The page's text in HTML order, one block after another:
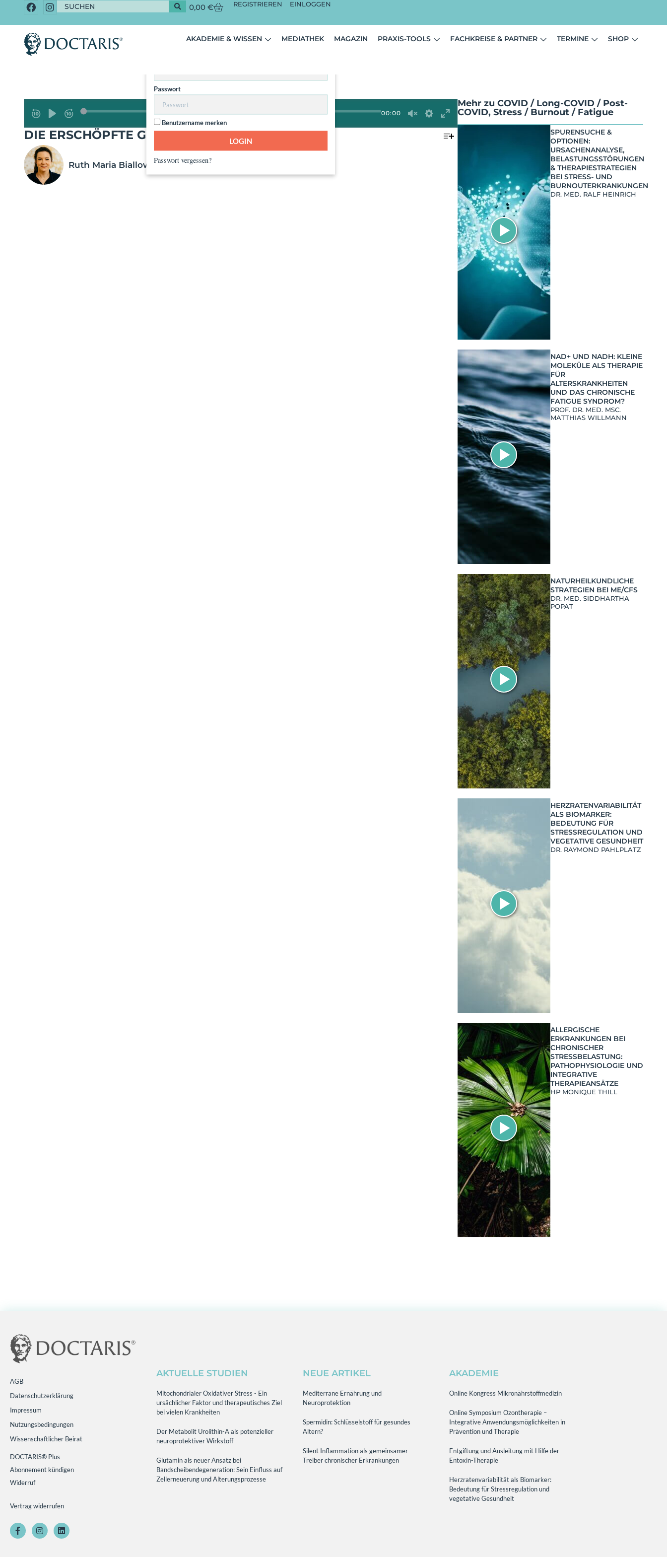
0,00€ REGISTRIEREN EINLOGGEN
AKADEMIE & WISSEN MEDIATHEK MAGAZIN PRAXIS-TOOLS FACHKREISE & PARTNER TERMINE SHOP
00:00
Dieser Inhalt ist nur für angemeldete
Nutzer sichtbar.
Passwort
Benutzername merken
LOGIN
Passwort vergessen?
DIE ERSCHÖPFTE GESELLSCHAFT
Ruth Maria Biallowons
Mehr zu COVID / Long-COVID / Post-
COVID, Stress / Burnout / Fatigue
SPURENSUCHE &
OPTIONEN:
URSACHENANALYSE,
BELASTUNGSSTÖRUNGEN
& THERAPIESTRATEGIEN
BEI STRESS- UND
BURNOUTERKRANKUNGEN
DR. MED. RALF HEINRICH
NAD+ UND NADH: KLEINE
MOLEKÜLE ALS THERAPIE
FÜR
ALTERSKRANKHEITEN
UND DAS CHRONISCHE
FATIGUE SYNDROM?
PROF. DR. MED. MSC.
MATTHIAS WILLMANN
NATURHEILKUNDLICHE
STRATEGIEN BEI ME/CFS
DR. MED. SIDDHARTHA
POPAT
HERZRATENVARIABILITÄT
ALS BIOMARKER:
BEDEUTUNG FÜR
STRESSREGULATION UND
VEGETATIVE GESUNDHEIT
DR. RAYMOND PAHLPLATZ
ALLERGISCHE
ERKRANKUNGEN BEI
CHRONISCHER
STRESSBELASTUNG:
PATHOPHYSIOLOGIE UND
INTEGRATIVE
THERAPIEANSÄTZE
HP MONIQUE THILL
AGB
Datenschutzerklärung
Impressum
Nutzungsbedingungen
Wissenschaftlicher Beirat
DOCTARIS® Plus
Abonnement kündigen
Widerruf
Vertrag widerrufen
AKTUELLE STUDIEN
Mitochondrialer Oxidativer Stress - Ein
ursächlicher Faktor und therapeutisches Ziel
bei vielen Krankheiten
Der Metabolit Urolithin-A als potenzieller
neuroprotektiver Wirkstoff
Glutamin als neuer Ansatz bei
Bandscheibendegeneration: Sein Einfluss auf
Zellerneuerung und Alterungsprozesse
NEUE ARTIKEL
Mediterrane Ernährung und
Neuroprotektion
Spermidin: Schlüsselstoff für gesundes
Altern?
Silent Inflammation als gemeinsamer
Treiber chronischer Erkrankungen
AKADEMIE
Online Kongress Mikronährstoffmedizin
Online Symposium Ozontherapie –
Integrative Anwendungsmöglichkeiten in
Prävention und Therapie
Entgiftung und Ausleitung mit Hilfe der
Entoxin-Therapie
Herzratenvariabilität als Biomarker:
Bedeutung für Stressregulation und
vegetative Gesundheit